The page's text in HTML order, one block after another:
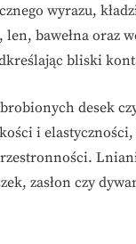
wyrazu,
bawełna oraz
bliski
desek
i
zasłon czy